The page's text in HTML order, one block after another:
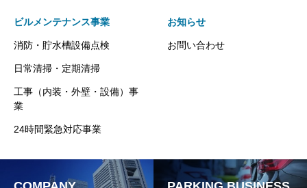
ビルメンテナンス事業
消防・貯水槽設備点検
日常清掃・定期清掃
工事（内装・外壁・設備）事
業
24時間緊急対応事業
お知らせ
お問い合わせ